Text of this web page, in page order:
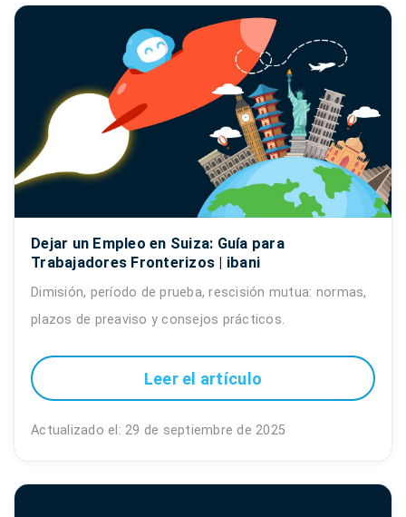
Dejar un Empleo en Suiza: Guía para
Trabajadores Fronterizos | ibani
Dimisión, período de prueba, rescisión mutua: normas,
plazos de preaviso y consejos prácticos.
Leer el artículo
Actualizado el: 29 de septiembre de 2025